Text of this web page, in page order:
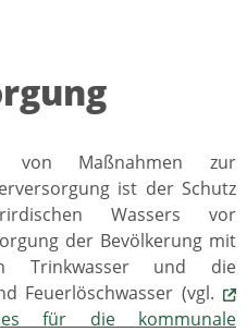
von Maßnahmen zur
ist der Schutz
Wassers vor
der Bevölkerung mit
Trinkwasser und die
Feuerlöschwasser (vgl.
für die kommunale